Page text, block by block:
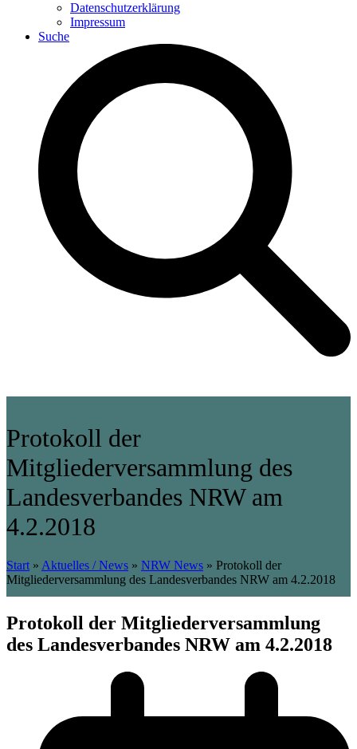
Datenschutzerklärung
Impressum
Suche
Protokoll der
Mitgliederversammlung des
Landesverbandes NRW am
4.2.2018
Start » Aktuelles / News » NRW News » Protokoll der
Mitgliederversammlung des Landesverbandes NRW am 4.2.2018
Protokoll der Mitgliederversammlung
des Landesverbandes NRW am 4.2.2018